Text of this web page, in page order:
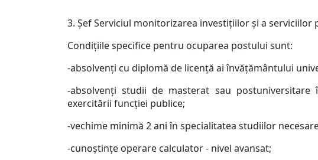
3. Şef Serviciul monitorizarea investiţiilor şi a serviciilor
Condiţiile specifice pentru ocuparea postului sunt:
-absolvenţi cu diplomă de licenţă ai învăţământului
-absolvenţi studii de masterat sau
exercitării funcţiei publice;
-vechime minimă 2 ani în specialitatea studiilor
-cunoştinţe operare calculator - nivel avansat;